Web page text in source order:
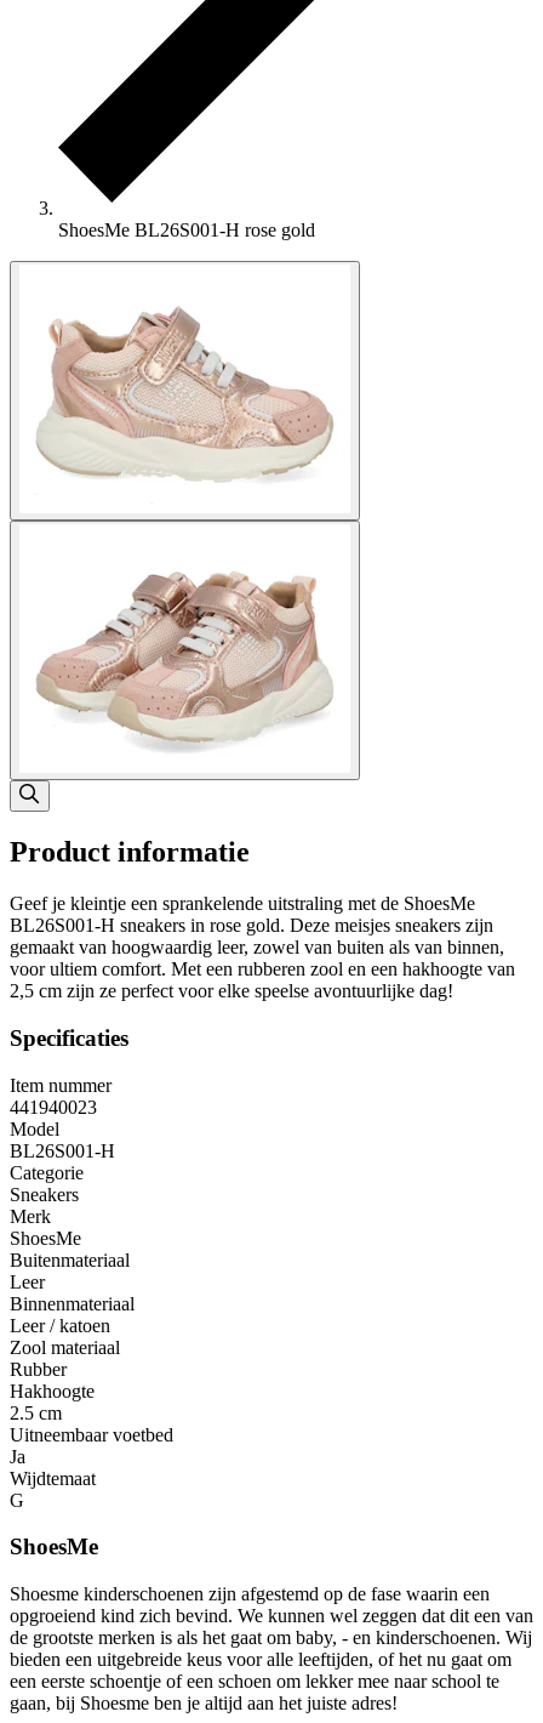
ShoesMe BL26S001-H rose gold
Product informatie
Geef je kleintje een sprankelende uitstraling met de ShoesMe
BL26S001-H sneakers in rose gold. Deze meisjes sneakers zijn
gemaakt van hoogwaardig leer, zowel van buiten als van binnen,
voor ultiem comfort. Met een rubberen zool en een hakhoogte van
2,5 cm zijn ze perfect voor elke speelse avontuurlijke dag!
Specificaties
Item nummer
441940023
Model
BL26S001-H
Categorie
Sneakers
Merk
ShoesMe
Buitenmateriaal
Leer
Binnenmateriaal
Leer / katoen
Zool materiaal
Rubber
Hakhoogte
2.5 cm
Uitneembaar voetbed
Ja
Wijdtemaat
G
ShoesMe
Shoesme kinderschoenen zijn afgestemd op de fase waarin een
opgroeiend kind zich bevind. We kunnen wel zeggen dat dit een van
de grootste merken is als het gaat om baby, - en kinderschoenen. Wij
bieden een uitgebreide keus voor alle leeftijden, of het nu gaat om
een eerste schoentje of een schoen om lekker mee naar school te
gaan, bij Shoesme ben je altijd aan het juiste adres!